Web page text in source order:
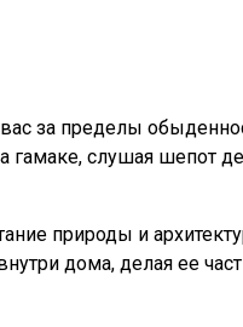
за пределы
гамаке, слушая шепот
природы и
дома, делая ее